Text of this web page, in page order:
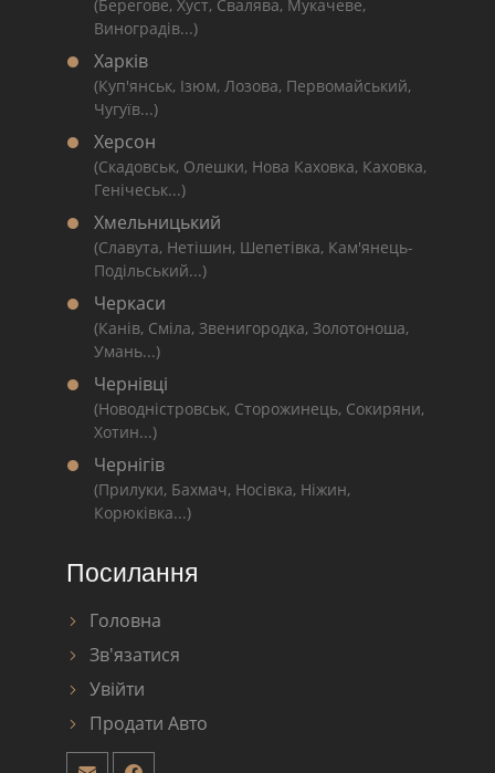
(Берегове, Хуст, Свалява, Мукачеве,
Виноградів...)
Харків
(Куп'янськ, Ізюм, Лозова, Первомайський,
Чугуїв...)
Херсон
(Скадовськ, Олешки, Нова Каховка, Каховка,
Генічеськ...)
Хмельницький
(Славута, Нетішин, Шепетівка, Кам'янець-
Подільський...)
Черкаси
(Канів, Сміла, Звенигородка, Золотоноша,
Умань...)
Чернівці
(Новодністровськ, Сторожинець, Сокиряни,
Хотин...)
Чернігів
(Прилуки, Бахмач, Носівка, Ніжин,
Корюківка...)
Посилання
Головна
Зв'язатися
Увійти
Продати Авто